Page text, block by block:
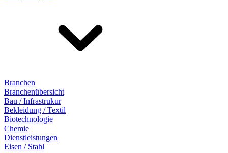
Branchen
Branchenübersicht
Bau / Infrastrukur
Bekleidung / Textil
Biotechnologie
Chemie
Dienstleistungen
Eisen / Stahl